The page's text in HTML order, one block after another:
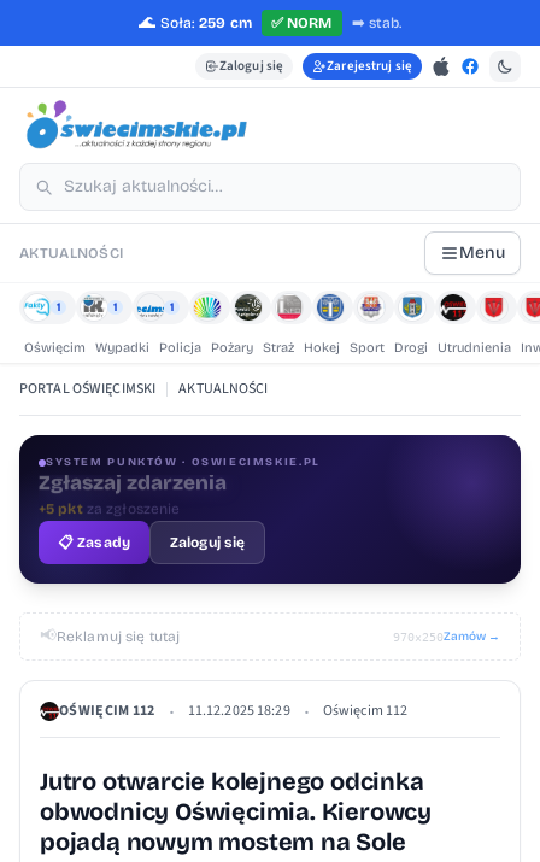
🌊 Soła: 259 cm ✅NORM ➡️ stab.
Zaloguj się Zarejestruj się
AKTUALNOŚCI Menu
1 1 1
Oświęcim Wypadki Policja Pożary Straż Hokej Sport Drogi Utrudnienia
PORTAL OŚWIĘCIMSKI | AKTUALNOŚCI
SYSTEM PUNKTÓW · OSWIECIMSKIE.PL
Oceniaj treści
+1 pktza ocenę
📋 Zasady
Zaloguj się
📢Reklamuj się tutaj 970×250Zamów →
OŚWIĘCIM 112 • 11.12.2025 18:29 • Oświęcim 112
Jutro otwarcie kolejnego odcinka
obwodnicy Oświęcimia. Kierowcy
pojadą nowym mostem na Sole